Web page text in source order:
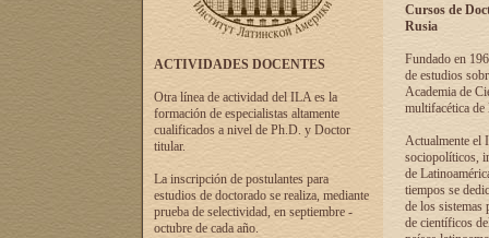
ACTIVIDADES DOCENTES
Otra línea de actividad del ILA es la
formación de especialistas altamente
cualificados a nivel de Ph.D. y Doctor
titular.
La inscripción de postulantes para
estudios de doctorado se realiza, mediante
prueba de selectividad, en septiembre -
octubre de cada año.
Cursos de
Rusia
Fundado en
de estudios
Academia de
multifacética de
Actualmente el
sociopolíticos,
de
tiempos se
de los sistemas
de científicos